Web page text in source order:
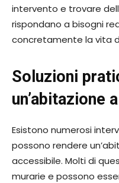
intervento e trovare
rispondano a bisogni
concretamente la vita
Soluzioni
un’abitazione
Esistono numerosi
possono rendere
accessibile. Molti di
murarie e possono